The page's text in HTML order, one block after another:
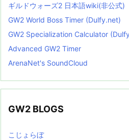
ギルドウォーズ2 日本語wiki(非公式)
GW2 World Boss Timer (Dulfy.net)
GW2 Specialization Calculator
Advanced GW2 Timer
ArenaNet's SoundCloud
GW2 BLOGS
こじょらぼ